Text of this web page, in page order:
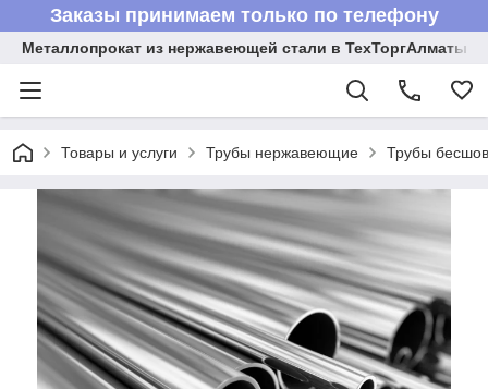
Заказы принимаем только по телефону
Металлопрокат из нержавеющей стали в ТехТоргАлматы
Товары и услуги Трубы нержавеющие Трубы